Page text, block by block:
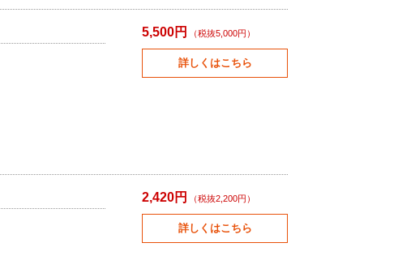
5,500円 （税抜5,000円）
詳しくはこちら
2,420円 （税抜2,200円）
詳しくはこちら